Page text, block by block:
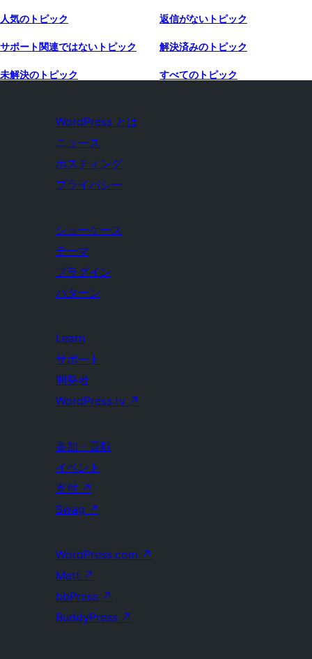
人気のトピック 返信がないトピック
サポート関連ではないトピック 解決済みのトピック
未解決のトピック すべてのトピック
WordPress とは
ニュース
ホスティング
プライバシー
ショーケース
テーマ
プラグイン
パターン
Learn
サポート
開発者
WordPress.tv ↗
参加・貢献
イベント
寄付 ↗
Swag ↗
WordPress.com ↗
Matt ↗
bbPress ↗
BuddyPress ↗